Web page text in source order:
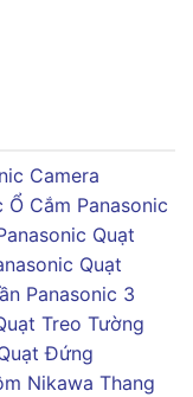
Camera
Ổ Cắm Panasonic
Quạt
Quạt
Panasonic 3
Treo Tường
Đứng
Nikawa Thang